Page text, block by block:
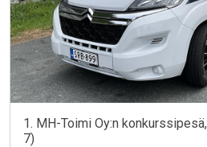
1. MH-Toimi Oy:n
7)